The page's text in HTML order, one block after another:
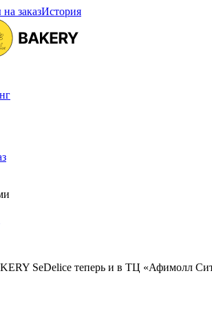
заказИстория
SeDelice теперь и в ТЦ «Афимолл